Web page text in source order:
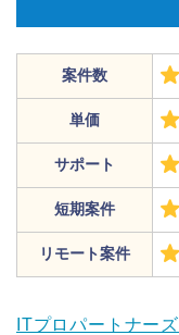
案件数
単価
サポート
短期案件
リモート案件
ITプロパートナーズ